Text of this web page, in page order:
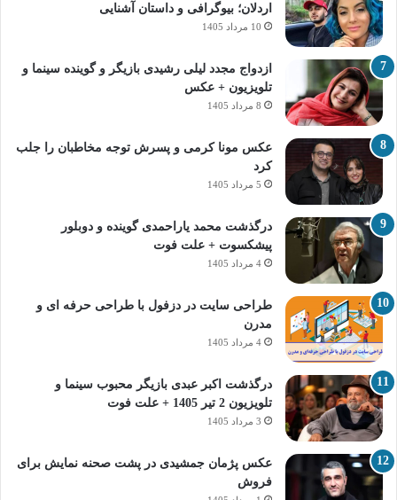
اردلان؛ بیوگرافی و داستان آشنایی
10 مرداد 1405
ازدواج مجدد لیلی رشیدی بازیگر و گوینده سینما و
تلویزیون + عکس
8 مرداد 1405
عکس مونا کرمی و پسرش توجه مخاطبان را جلب
کرد
5 مرداد 1405
درگذشت محمد یاراحمدی گوینده و دوبلور
پیشکسوت + علت فوت
4 مرداد 1405
طراحی سایت در دزفول با طراحی حرفه‌ ای و
مدرن
4 مرداد 1405
درگذشت اکبر عبدی بازیگر محبوب سینما و
تلویزیون 2 تیر 1405 + علت فوت
3 مرداد 1405
عکس پژمان جمشیدی در پشت صحنه نمایش برای
فروش